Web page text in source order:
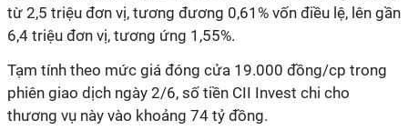
từ 2,5 triệu đơn vị, tương đương 0,61% vốn điều lệ, lên gần
6,4 triệu đơn vị, tương ứng 1,55%.
Tạm tính theo mức giá đóng cửa 19.000 đồng/cp trong
phiên giao dịch ngày 2/6, số tiền CII Invest chi cho
thương vụ này vào khoảng 74 tỷ đồng.